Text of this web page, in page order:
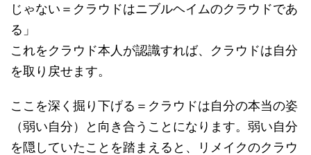
じゃない＝クラウドはニブルヘイムのクラウドであ
る」
これをクラウド本人が認識すれば、クラウドは自分
を取り戻せます。
ここを深く掘り下げる＝クラウドは自分の本当の姿
（弱い自分）と向き合うことになります。弱い自分
を隠していたことを踏まえると、リメイクのクラウ